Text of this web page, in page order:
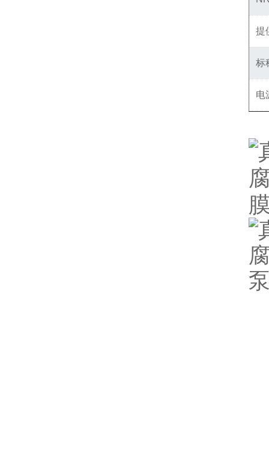
提
标
电